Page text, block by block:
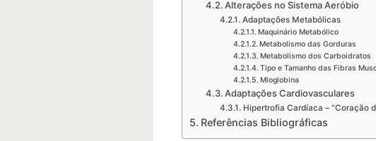
Alterações no Sistema Aeróbio
Adaptações Metabólicas
Maquinário Metabólico
Metabolismo das Gorduras
Metabolismo dos Carboidratos
Tipo e Tamanho das Fibras
Mioglobina
Adaptações Cardiovasculares
Hipertrofia Cardíaca – “Coração
Referências Bibliográficas